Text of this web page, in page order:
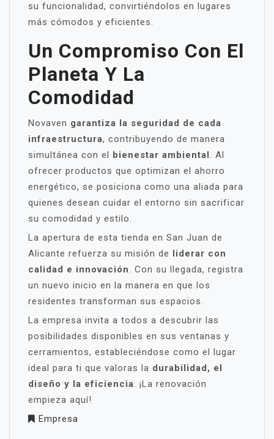
su funcionalidad, convirtiéndolos en lugares
más cómodos y eficientes.
Un Compromiso Con El
Planeta Y La
Comodidad
Novaven garantiza la seguridad de cada
infraestructura, contribuyendo de manera
simultánea con el
bienestar ambiental . Al
ofrecer productos que optimizan el ahorro
energético, se posiciona como una aliada para
quienes desean cuidar el entorno sin sacrificar
su comodidad y estilo.
La apertura de esta tienda en San Juan de
Alicante refuerza su misión de
liderar con
calidad e innovación. Con su llegada, registra
un nuevo inicio en la manera en que los
residentes transforman sus espacios.
La empresa invita a todos a descubrir las
posibilidades disponibles en sus ventanas y
cerramientos, estableciéndose como el lugar
ideal para ti que valoras la durabilidad, el
diseño y la eficiencia. ¡La renovación
empieza aquí!
Empresa